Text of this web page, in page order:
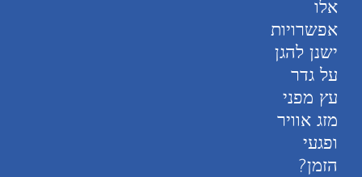
אלו
אפשרויות
ישנן להגן
על גדר
עץ מפני
מזג אוויר
ופגעי
הזמן?